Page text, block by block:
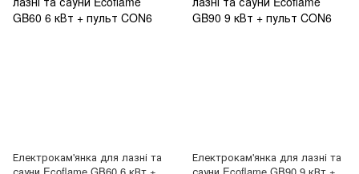
Електрокам'янка для лазні та
Електрокам'янка для лазні та